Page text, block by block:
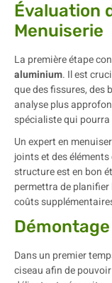
Évaluation
Menuiserie
La première étape
aluminium. Il est
que des fissures, des
analyse plus
spécialiste qui
Un expert en
joints et des
structure est en bon
permettra de planifier
coûts
Dans un premier
ciseau afin de